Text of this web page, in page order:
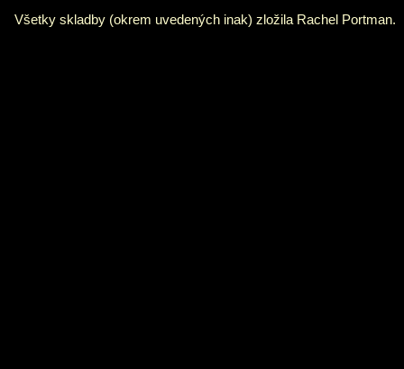
Všetky skladby (okrem uvedených inak) zložila Rachel Portman.